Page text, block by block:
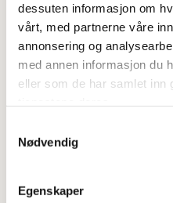
dessuten informasjon om
vårt, med partnerne våre
annonsering og
med annen informasjon du
eller som de har samlet inn
Nødvendig
Egenskaper
Del deigen opp i ca 8 like
Jobb litt med hvert emne,
den ut
Smør på med pizzasaus og
pensel med litt olje eller
Legges så på stekebrett